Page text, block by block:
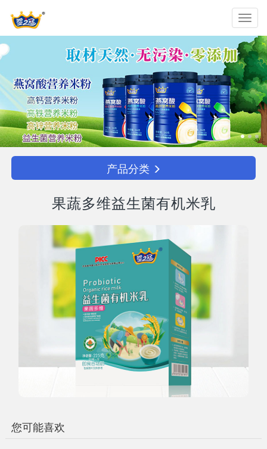
产品分类
果蔬多维益生菌有机米乳
您可能喜欢